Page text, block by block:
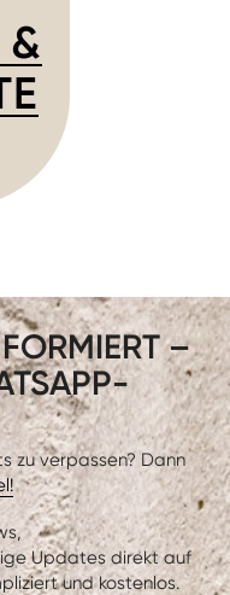
&
–
zu verpassen? Dann
Updates direkt auf
und kostenlos.